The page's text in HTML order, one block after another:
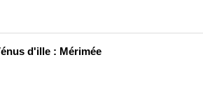
d'ille : Mérimée